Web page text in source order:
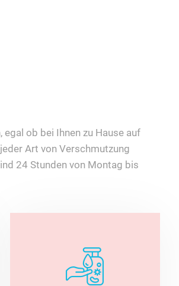
ob bei Ihnen zu Hause auf
Art von Verschmutzung
24 Stunden von Montag bis